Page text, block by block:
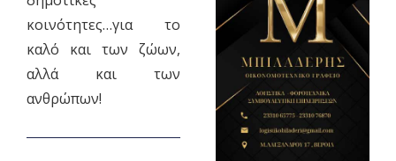
κοινότητες…για το
καλό και των ζώων,
αλλά και των
ανθρώπων!